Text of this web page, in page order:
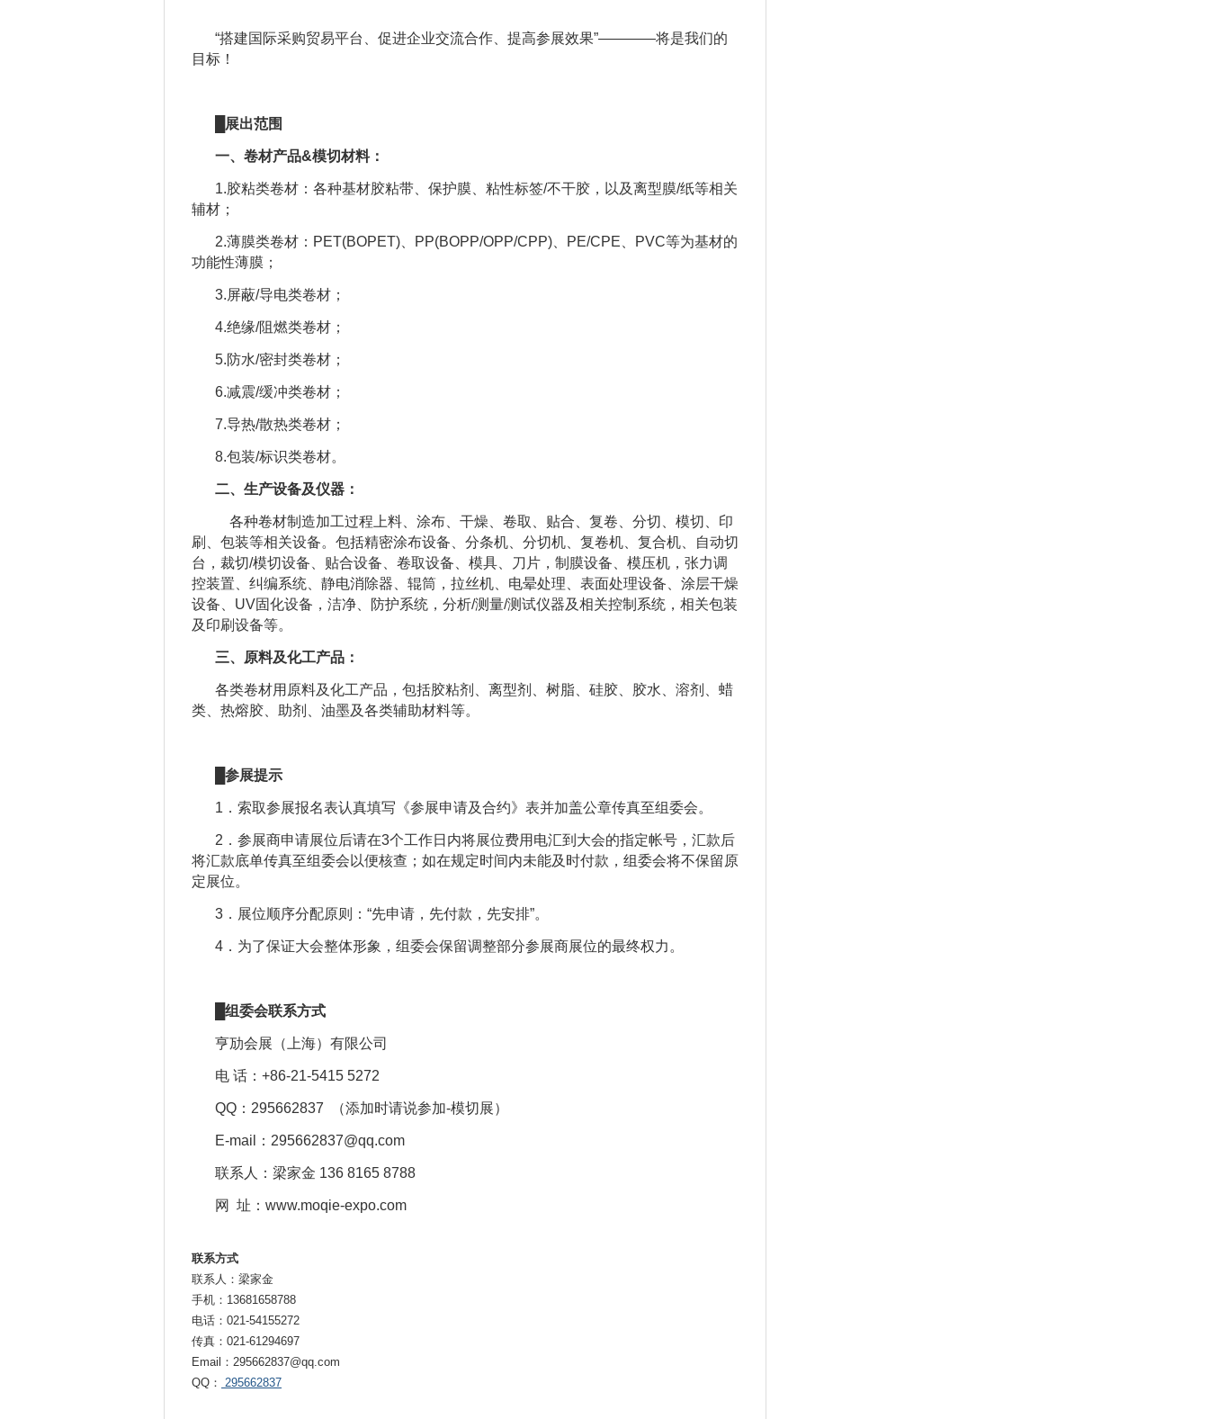
“搭建国际采购贸易平台、促进企业交流合作、提高参展效果”————将是我们的
目标！
展出范围
一、卷材产品&模切材料：
1.胶粘类卷材：各种基材胶粘带、保护膜、粘性标签/不干胶，以及离型膜/纸等相关
辅材；
2.薄膜类卷材：PET(BOPET)、PP(BOPP/OPP/CPP)、PE/CPE、PVC等为基材的
功能性薄膜；
3.屏蔽/导电类卷材；
4.绝缘/阻燃类卷材；
5.防水/密封类卷材；
6.减震/缓冲类卷材；
7.导热/散热类卷材；
8.包装/标识类卷材。
二、生产设备及仪器：
各种卷材制造加工过程上料、涂布、干燥、卷取、贴合、复卷、分切、模切、印
刷、包装等相关设备。包括精密涂布设备、分条机、分切机、复卷机、复合机、自动切
台，裁切/模切设备、贴合设备、卷取设备、模具、刀片，制膜设备、模压机，张力调
控装置、纠编系统、静电消除器、辊筒，拉丝机、电晕处理、表面处理设备、涂层干燥
设备、UV固化设备，洁净、防护系统，分析/测量/测试仪器及相关控制系统，相关包装
及印刷设备等。
三、原料及化工产品：
各类卷材用原料及化工产品，包括胶粘剂、离型剂、树脂、硅胶、胶水、溶剂、蜡
类、热熔胶、助剂、油墨及各类辅助材料等。
参展提示
1．索取参展报名表认真填写《参展申请及合约》表并加盖公章传真至组委会。
2．参展商申请展位后请在3个工作日内将展位费用电汇到大会的指定帐号，汇款后
将汇款底单传真至组委会以便核查；如在规定时间内未能及时付款，组委会将不保留原
定展位。
3．展位顺序分配原则：“先申请，先付款，先安排”。
4．为了保证大会整体形象，组委会保留调整部分参展商展位的最终权力。
组委会联系方式
亨劢会展（上海）有限公司
电 话：+86-21-5415 5272
QQ：295662837 （添加时请说参加-模切展）
E-mail：295662837@qq.com
联系人：梁家金 136 8165 8788
网 址：www.moqie-expo.com
联系方式
联系人：梁家金
手机：13681658788
电话：021-54155272
传真：021-61294697
Email：295662837@qq.com
QQ：
295662837